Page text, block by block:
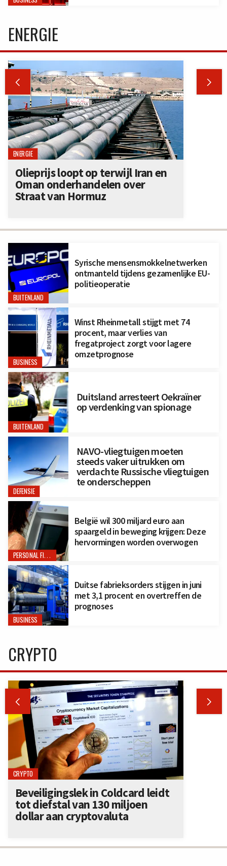
BUITENLAND
Syrische mensensmokkelnetwerken
ontmanteld tijdens gezamenlijke EU-
politieoperatie
BUSINESS
Winst Rheinmetall stijgt met 74
procent, maar verlies van
fregatproject zorgt voor lagere
omzetprognose
BUITENLAND
Duitsland arresteert Oekraïner
op verdenking van spionage
DEFENSIE
NAVO-vliegtuigen moeten
steeds vaker uitrukken om
verdachte Russische vliegtuigen
te onderscheppen
PERSONAL FINANCE
België wil 300 miljard euro aan
spaargeld in beweging krijgen: Deze
hervormingen worden overwogen
BUSINESS
Duitse fabrieksorders stijgen in juni
met 3,1 procent en overtreffen de
prognoses
ENERGIE
 
ENERGIE
Olieprijs loopt op terwijl Iran en
Oman onderhandelen over
Straat van Hormuz
CRYPTO
 
CRYPTO
Beveiligingslek in Coldcard leidt
tot diefstal van 130 miljoen
dollar aan cryptovaluta